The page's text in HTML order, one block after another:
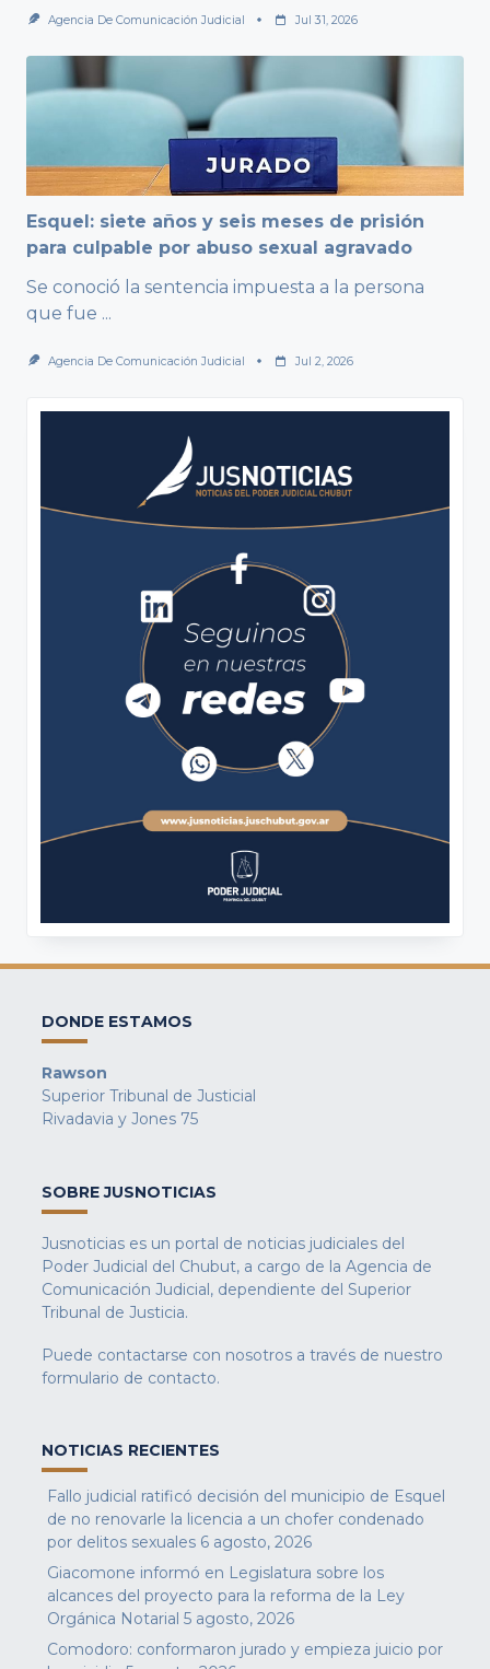
Agencia De Comunicación Judicial Jul 31, 2026
Esquel: siete años y seis meses de prisión
para culpable por abuso sexual agravado
Se conoció la sentencia impuesta a la persona
que fue ...
Agencia De Comunicación Judicial Jul 2, 2026
DONDE ESTAMOS
Rawson
Superior Tribunal de Justicial
Rivadavia y Jones 75
SOBRE JUSNOTICIAS
Jusnoticias es un portal de noticias judiciales del
Poder Judicial del Chubut, a cargo de la Agencia de
Comunicación Judicial, dependiente del Superior
Tribunal de Justicia.
Puede contactarse con nosotros a través de nuestro
formulario de contacto.
NOTICIAS RECIENTES
Fallo judicial ratificó decisión del municipio de Esquel
de no renovarle la licencia a un chofer condenado
por delitos sexuales 6 agosto, 2026
Giacomone informó en Legislatura sobre los
alcances del proyecto para la reforma de la Ley
Orgánica Notarial 5 agosto, 2026
Comodoro: conformaron jurado y empieza juicio por